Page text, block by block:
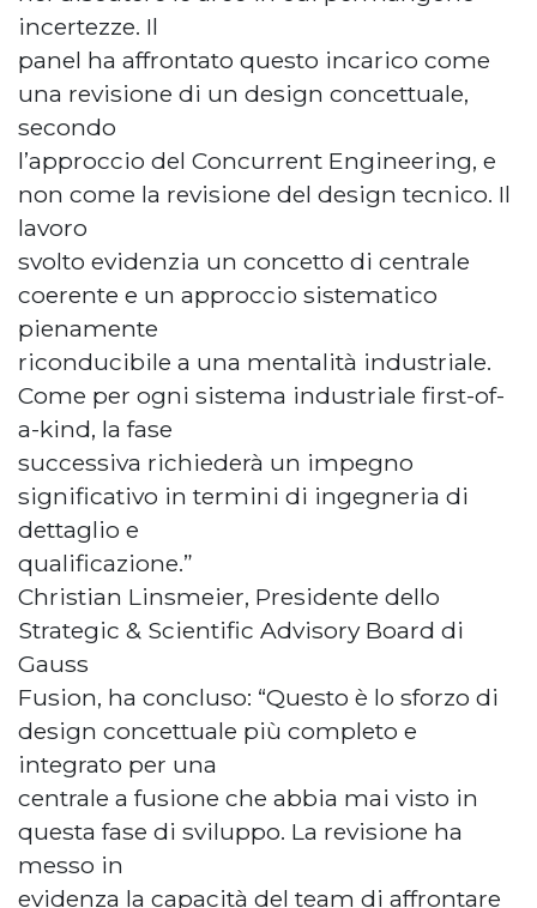
incertezze. Il
panel ha affrontato questo incarico come
una revisione di un design concettuale,
secondo
l’approccio del Concurrent Engineering, e
non come la revisione del design tecnico. Il
lavoro
svolto evidenzia un concetto di centrale
coerente e un approccio sistematico
pienamente
riconducibile a una mentalità industriale.
Come per ogni sistema industriale first-of-
a-kind, la fase
successiva richiederà un impegno
significativo in termini di ingegneria di
dettaglio e
qualificazione.”
Christian Linsmeier, Presidente dello
Strategic & Scientific Advisory Board di
Gauss
Fusion, ha concluso: “Questo è lo sforzo di
design concettuale più completo e
integrato per una
centrale a fusione che abbia mai visto in
questa fase di sviluppo. La revisione ha
messo in
evidenza la capacità del team di affrontare